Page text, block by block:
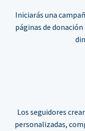
Iniciarás una
páginas de
Los seguidores
personalizadas,